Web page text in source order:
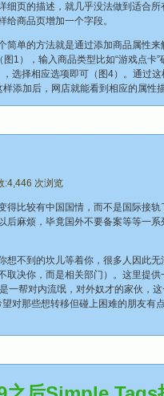
页的描述，就几乎没法做到适合
商品页增加一个字段。
单的方法就是通过添加商品属性来
），输入商品类型比如“游戏点卡”
选择相应选项即可（图4）。通过
添加后，网店就能看到相应的属性
:4,446 次浏览
比较有中国国情，而不是国际接轨
麻烦，毕竟国外不要备案等等一
不到的坎儿等着你，很多人因此无
决你，而是相关部门）。这里提
帮对内流氓，对外奴才的家伙，这
望对那些想转移但碰上困难的朋友有